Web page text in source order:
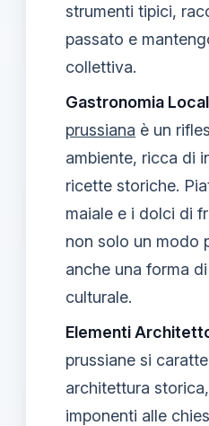
strumenti tipici,
passato e
collettiva.
Gastronomia
prussiana è un
ambiente, ricca di
ricette storiche.
maiale e i dolci di
non solo un modo
anche una forma
culturale.
Elementi
prussiane si
architettura
imponenti alle